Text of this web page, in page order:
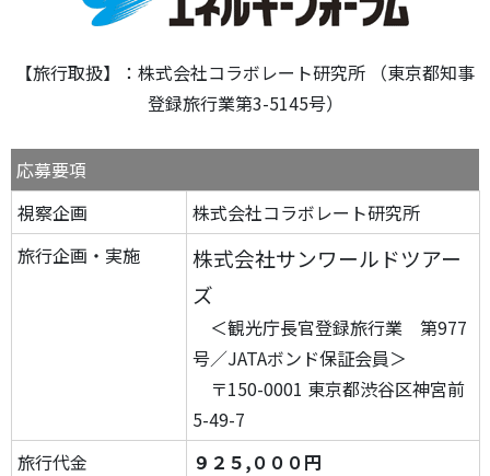
【旅行取扱】：株式会社コラボレート研究所 （東京都知事
登録旅行業第3-5145号）
応募要項
視察企画
株式会社コラボレート研究所
旅行企画・実施
株式会社サンワールドツアー
ズ
＜観光庁長官登録旅行業 第977
号／JATAボンド保証会員＞
〒150-0001 東京都渋谷区神宮前
5-49-7
旅行代金
９２５,０００円